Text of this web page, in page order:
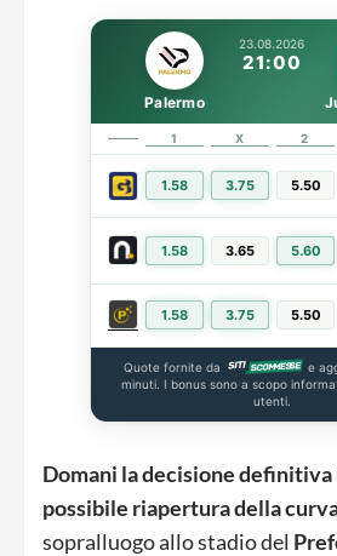
23.08.2026
21:00
Palermo
1 X 2
1.58 3.75 5.50
1.58 3.65 5.60
1.58 3.75 5.50
Quote fornite da
e
minuti. I bonus sono a scopo
utenti.
Domani la decisione
possibile riapertura della
sopralluogo allo stadio del